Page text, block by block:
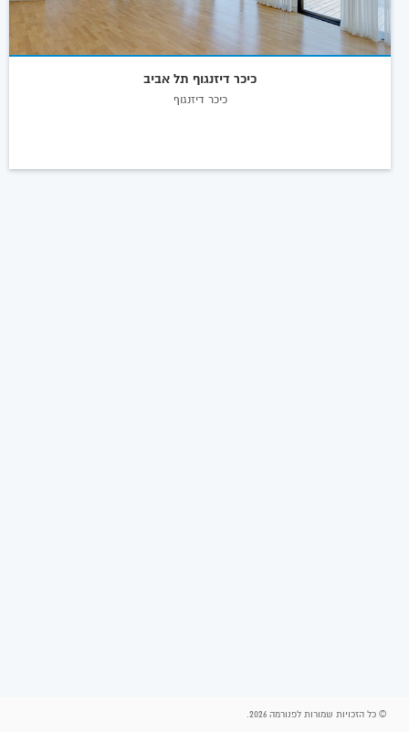
כיכר דיזנגוף תל אביב
כיכר דיזנגוף
© כל הזכויות שמורות לפנורמה 2026.